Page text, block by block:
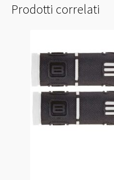
Prodotti correlati